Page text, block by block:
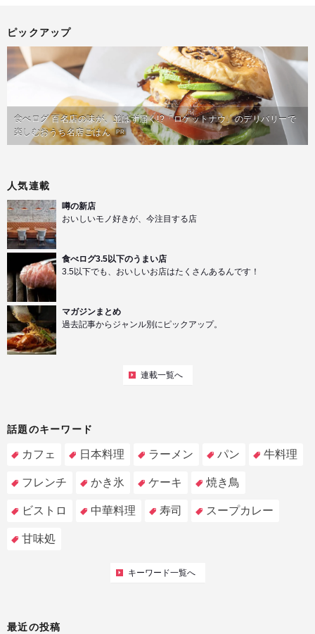
ピックアップ
食べログ 百名店の味が、並ばず届く!?「ロケットナウ」のデリバリーで
楽しむおうち名店ごはん PR
人気連載
噂の新店
おいしいモノ好きが、今注目する店
食べログ3.5以下のうまい店
3.5以下でも、おいしいお店はたくさんあるんです！
マガジンまとめ
過去記事からジャンル別にピックアップ。
連載一覧へ
話題のキーワード
カフェ 日本料理 ラーメン パン 牛料理
フレンチ かき氷 ケーキ 焼き鳥
ビストロ 中華料理 寿司 スープカレー
甘味処
キーワード一覧へ
最近の投稿